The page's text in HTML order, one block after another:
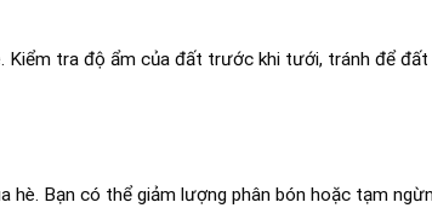
Kiểm tra độ ẩm của đất trước khi tưới, tránh để
Bạn có thể giảm lượng phân bón hoặc tạm